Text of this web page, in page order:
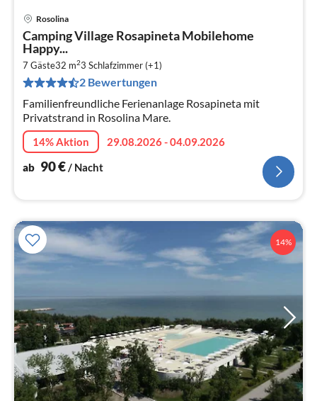
Rosolina
Camping Village Rosapineta Mobilehome
Happy...
7 Gäste32 m23 Schlafzimmer (+1)
2 Bewertungen
Familienfreundliche Ferienanlage Rosapineta mit
Privatstrand in Rosolina Mare.
14% Aktion
29.08.2026 - 04.09.2026
ab 90€/ Nacht
14%